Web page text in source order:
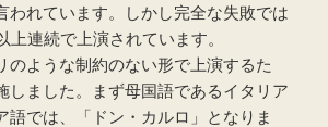
われています。しかし完全な失敗では
上連続で上演されています。
のような制約のない形で上演するた
しました。まず母国語であるイタリア
語では、「ドン・カルロ」となりま